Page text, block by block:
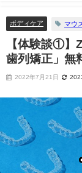
ボディケア マウ
【体験談①】
歯列矯正」無
2022年7月21日